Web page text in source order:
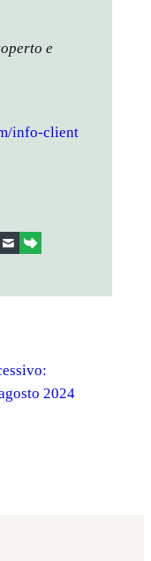
e
info-client
link
2024